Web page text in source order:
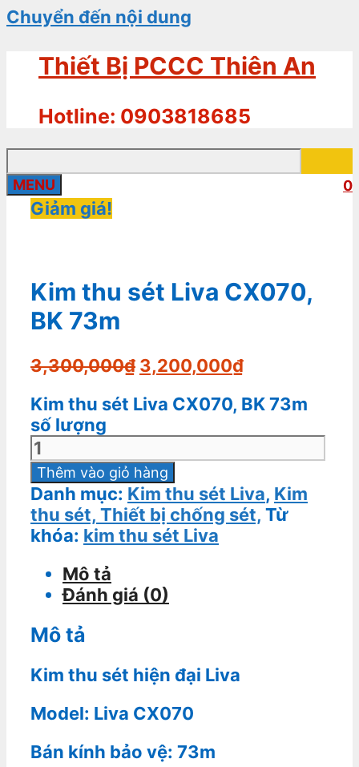
Chuyển đến nội dung
Thiết Bị PCCC Thiên An
Hotline: 0903818685
0
MENU
Giảm giá!
Kim thu sét Liva CX070,
BK 73m
3,300,000₫ 3,200,000₫
Kim thu sét Liva CX070, BK 73m
số lượng
Thêm vào giỏ hàng
Danh mục: Kim thu sét Liva, Kim
thu sét, Thiết bị chống sét, Từ
khóa: kim thu sét Liva
Mô tả
Đánh giá (0)
Mô tả
Kim thu sét hiện đại Liva
Model: Liva CX070
Bán kính bảo vệ: 73m